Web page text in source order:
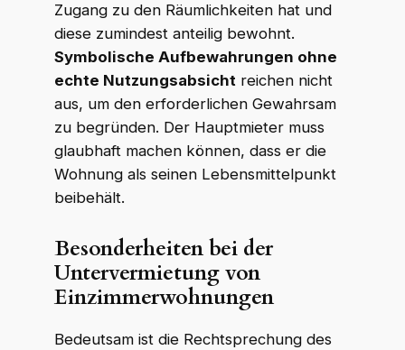
Zugang zu den Räumlichkeiten hat und
diese zumindest anteilig bewohnt.
Symbolische Aufbewahrungen ohne
echte Nutzungsabsichtreichen nicht
aus, um den erforderlichen Gewahrsam
zu begründen. Der Hauptmieter muss
glaubhaft machen können, dass er die
Wohnung als seinen Lebensmittelpunkt
beibehält.
Besonderheiten bei der
Untervermietung von
Einzimmerwohnungen
Bedeutsam ist die Rechtsprechung des